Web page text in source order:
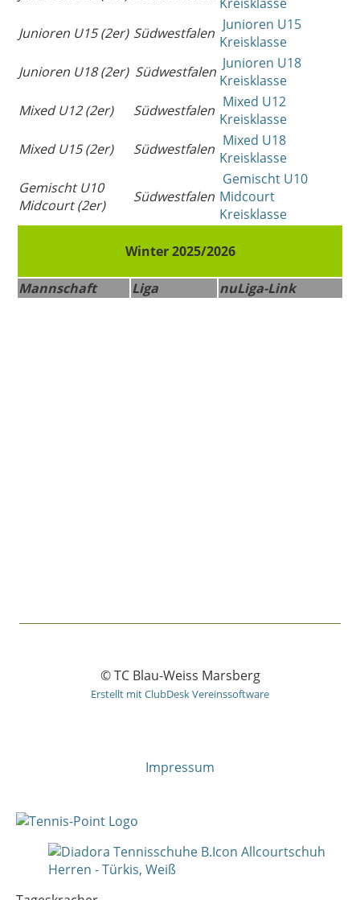
Junioren U15 (2er) Südwestfalen Junioren U15
Kreisklasse
Junioren U18 (2er) Südwestfalen Junioren U18
Kreisklasse
Mixed U12 (2er)
Südwestfalen Mixed U12
Kreisklasse
Mixed U15 (2er)
Südwestfalen Mixed U18
Kreisklasse
Gemischt U10
Midcourt (2er)
Südwestfalen
Gemischt U10
Midcourt
Kreisklasse
Winter 2025/2026
Mannschaft Liga nuLiga-Link
© TC Blau-Weiss Marsberg
Erstellt mit ClubDesk Vereinssoftware
Impressum